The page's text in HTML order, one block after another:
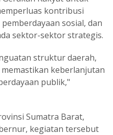
kontribusi
sosial, dan
sektor-sektor strategis.
struktur daerah,
keberlanjutan
publik,"
Sumatra Barat,
kegiatan tersebut